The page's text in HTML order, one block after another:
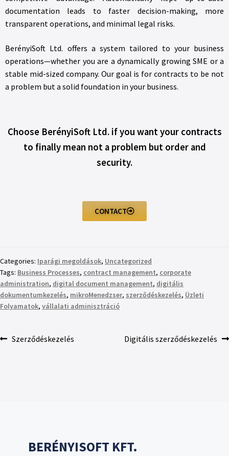
documentation leads to faster decision-making, more
transparent operations, and minimal legal risks.
BerényiSoft Ltd. offers a system tailored to your business
operations—whether you are a dynamically growing SME or a
stable mid-sized company. Our goal is for contracts to be not
a problem but a solid foundation in your business.
Choose BerényiSoft Ltd. if you want your contracts
to finally mean not a problem but order and
security.
CONTACT
Categories: Iparági megoldások, Uncategorized
Tags: Business Processes, contract management, corporate
administration, digital document management, digitális
dokumentumkezelés, mikroMenedzser, szerződéskezelés, Üzleti
Folyamatok, vállalati adminisztráció
Szerződéskezelés Digitális szerződéskezelés
BERÉNYISOFT KFT.